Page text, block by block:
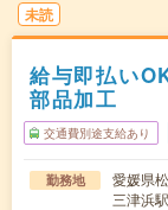
未読
給与即払い
部品加工
交通費別途支給あり
勤務地
愛媛県
三津浜